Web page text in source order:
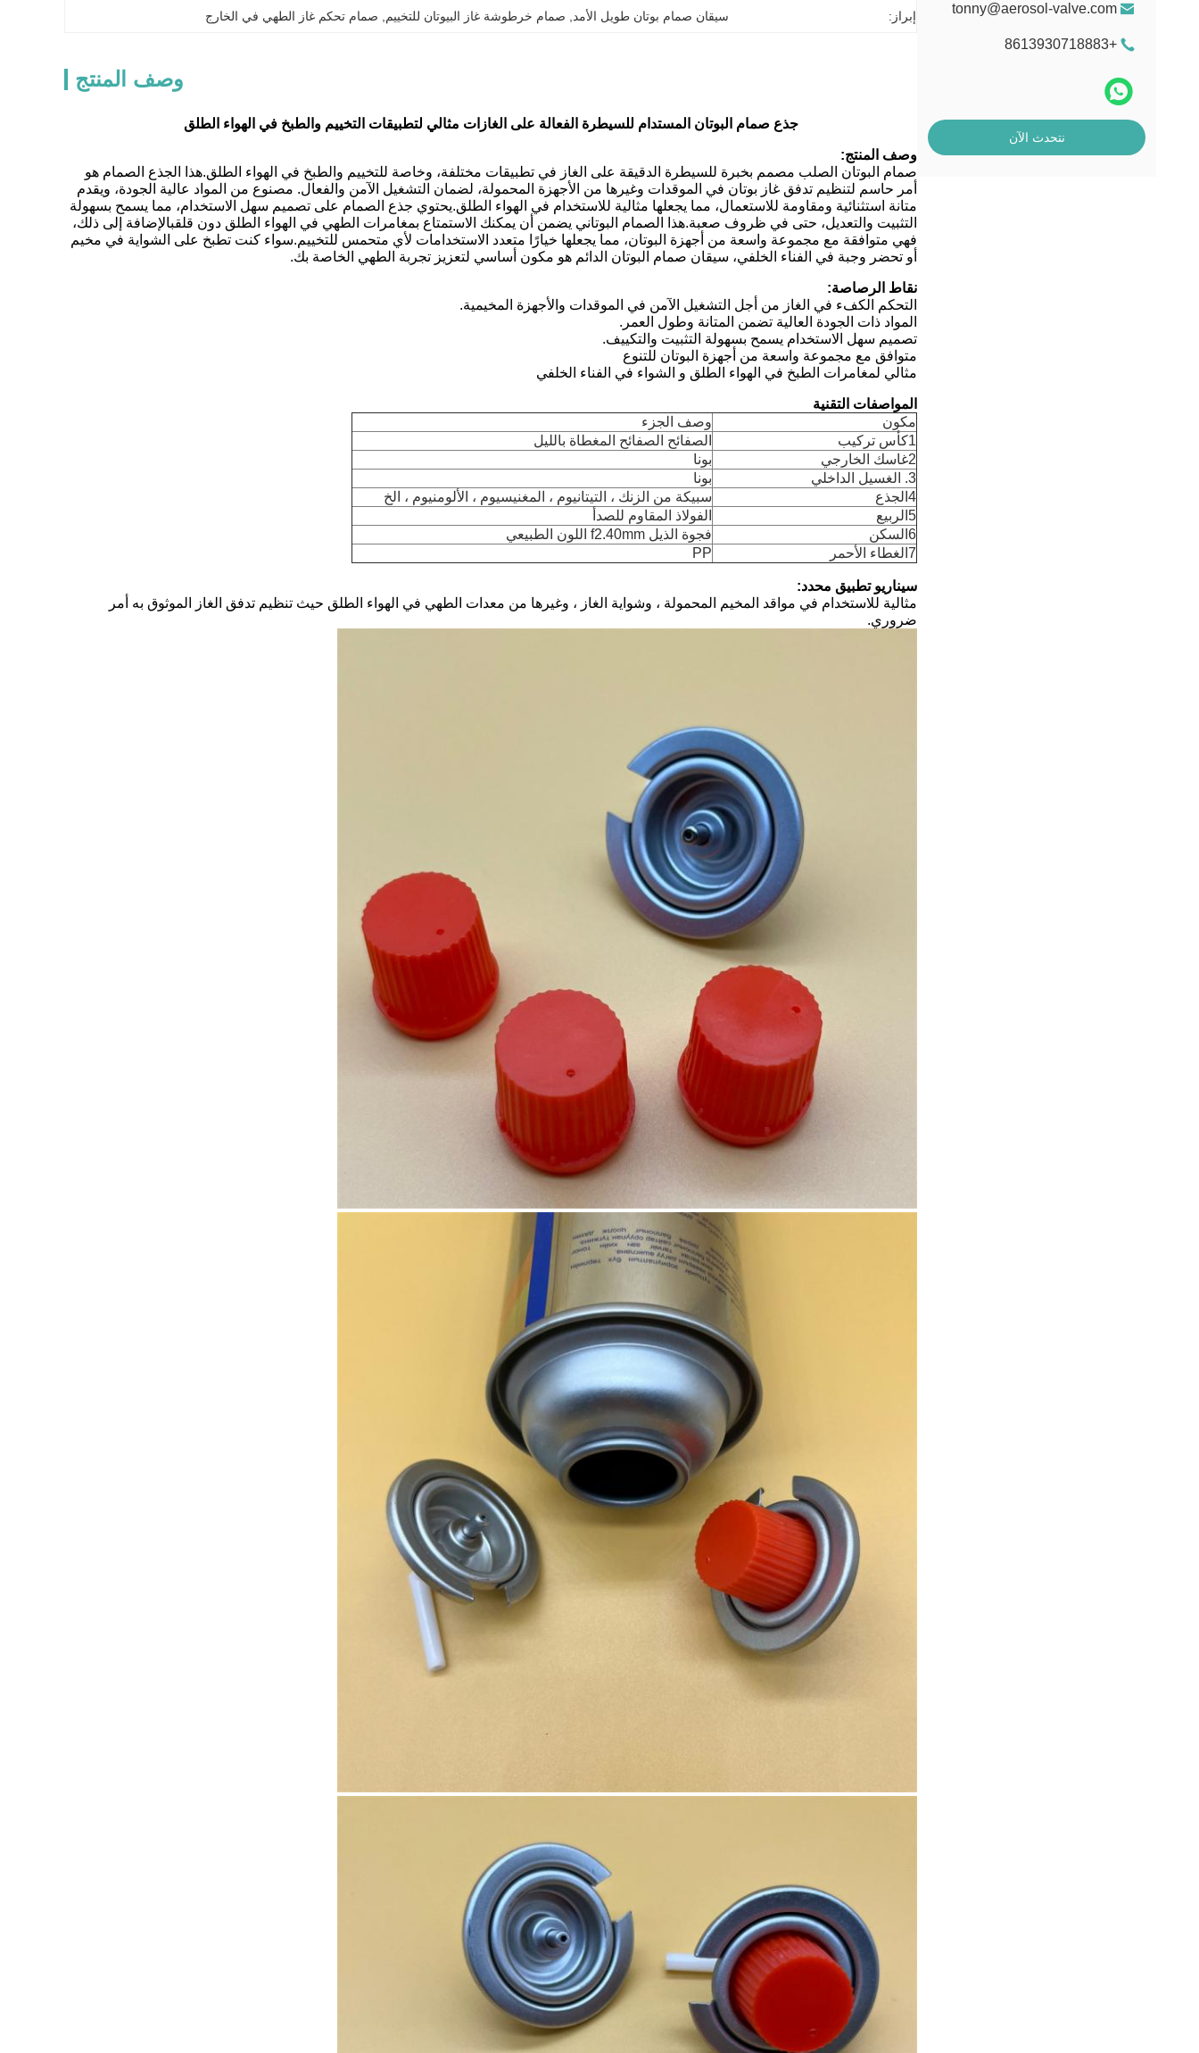
tonny@aerosol-valve.com
+8613930718883
نتحدث الآن
إبراز: سيقان صمام بوتان طويل الأمد صمام خرطوشة غاز البيوتان للتخييم صمام تحكم غاز الطهي في الخارج
وصف المنتج
جذع صمام البوتان المستدام للسيطرة الفعالة على الغازات مثالي لتطبيقات التخييم والطبخ في الهواء الطلق
وصف المنتج:
صمام البوتان الصلب مصمم بخبرة للسيطرة الدقيقة على الغاز في تطبيقات مختلفة، وخاصة للتخييم والطبخ في الهواء الطلق.هذا الجذع الصمام هو
أمر حاسم لتنظيم تدفق غاز بوتان في الموقدات وغيرها من الأجهزة المحمولة، لضمان التشغيل الآمن والفعال. مصنوع من المواد عالية الجودة، ويقدم
متانة استثنائية ومقاومة للاستعمال، مما يجعلها مثالية للاستخدام في الهواء الطلق.يحتوي جذع الصمام على تصميم سهل الاستخدام، مما يسمح بسهولة
التثبيت والتعديل، حتى في ظروف صعبة.هذا الصمام البوتاني يضمن أن يمكنك الاستمتاع بمغامرات الطهي في الهواء الطلق دون قلقبالإضافة إلى ذلك،
فهي متوافقة مع مجموعة واسعة من أجهزة البوتان، مما يجعلها خيارًا متعدد الاستخدامات لأي متحمس للتخييم.سواء كنت تطبخ على الشواية في مخيم
أو تحضر وجبة في الفناء الخلفي، سيقان صمام البوتان الدائم هو مكون أساسي لتعزيز تجربة الطهي الخاصة بك.
نقاط الرصاصة:
التحكم الكفء في الغاز من أجل التشغيل الآمن في الموقدات والأجهزة المخيمية.
المواد ذات الجودة العالية تضمن المتانة وطول العمر.
تصميم سهل الاستخدام يسمح بسهولة التثبيت والتكييف.
متوافق مع مجموعة واسعة من أجهزة البوتان للتنوع
مثالي لمغامرات الطبخ في الهواء الطلق و الشواء في الفناء الخلفي
المواصفات التقنية
مكون
وصف الجزء
1كأس تركيب
الصفائح الصفائح المغطاة بالليل
2غاسك الخارجي
بونا
3. الغسيل الداخلي
بونا
4الجذع
سبيكة من الزنك ، التيتانيوم ، المغنيسيوم ، الألومنيوم ، الخ
5الربيع
الفولاذ المقاوم للصدأ
6السكن
فجوة الذيل f2.40mm اللون الطبيعي
7الغطاء الأحمر
PP
سيناريو تطبيق محدد:
مثالية للاستخدام في مواقد المخيم المحمولة ، وشواية الغاز ، وغيرها من معدات الطهي في الهواء الطلق حيث تنظيم تدفق الغاز الموثوق به أمر
ضروري.